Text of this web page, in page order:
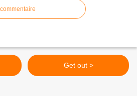
Get out >